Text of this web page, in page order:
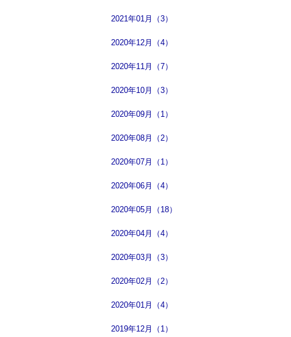
2021年01月（3）
2020年12月（4）
2020年11月（7）
2020年10月（3）
2020年09月（1）
2020年08月（2）
2020年07月（1）
2020年06月（4）
2020年05月（18）
2020年04月（4）
2020年03月（3）
2020年02月（2）
2020年01月（4）
2019年12月（1）